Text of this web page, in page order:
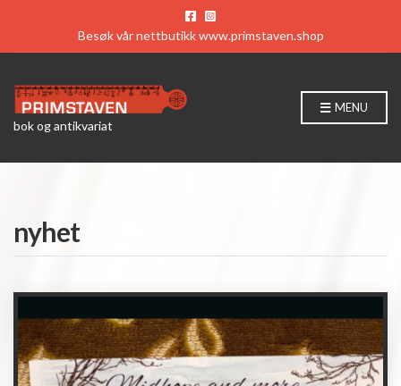
Besøk vår nettbutikkwww.primstaven.shop
bok og antikvariat
MENU
nyhet